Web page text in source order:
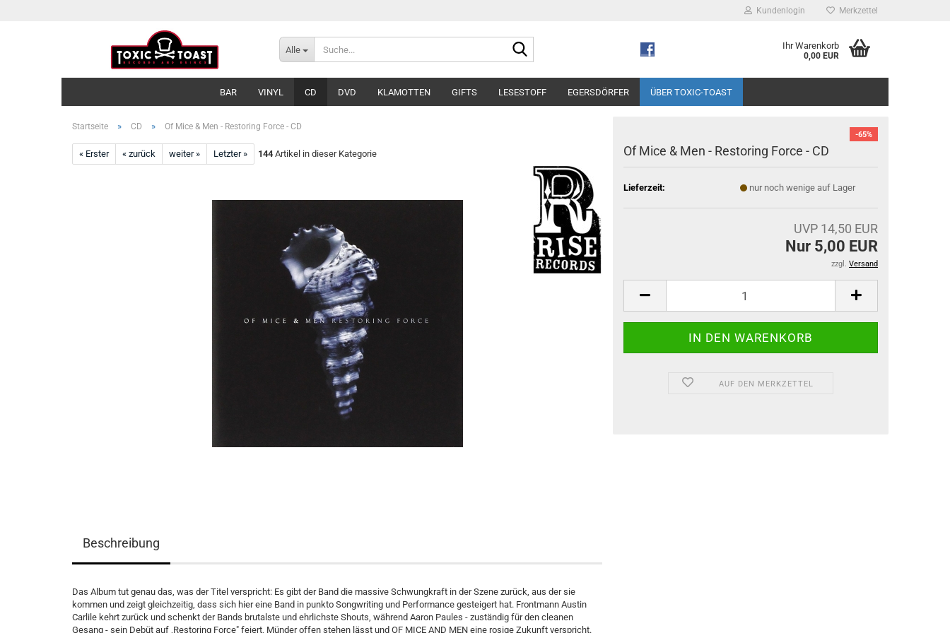
Kundenlogin Merkzettel
Alle Ihr Warenkorb
0,00 EUR
BAR VINYL CD DVD KLAMOTTEN GIFTS LESESTOFF EGERSDÖRFER ÜBER TOXIC-TOAST
Startseite » CD » Of Mice & Men - Restoring Force - CD
« Erster « zurück weiter » Letzter » 144 Artikel in dieser Kategorie
-65%
Of Mice & Men - Restoring Force - CD
Lieferzeit: nur noch wenige auf Lager
UVP 14,50 EUR
Nur 5,00 EUR
zzgl. Versand
AUF DEN MERKZETTEL
Beschreibung
Das Album tut genau das, was der Titel verspricht: Es gibt der Band die massive Schwungkraft in der Szene zurück, aus der sie
kommen und zeigt gleichzeitig, dass sich hier eine Band in punkto Songwriting und Performance gesteigert hat. Frontmann Austin
Carlile kehrt zurück und schenkt der Bands brutalste und ehrlichste Shouts, während Aaron Paules - zuständig für den cleanen
Gesang - sein Debüt auf ,Restoring Force" feiert, Münder offen stehen lässt und OF MICE AND MEN eine rosige Zukunft verspricht.